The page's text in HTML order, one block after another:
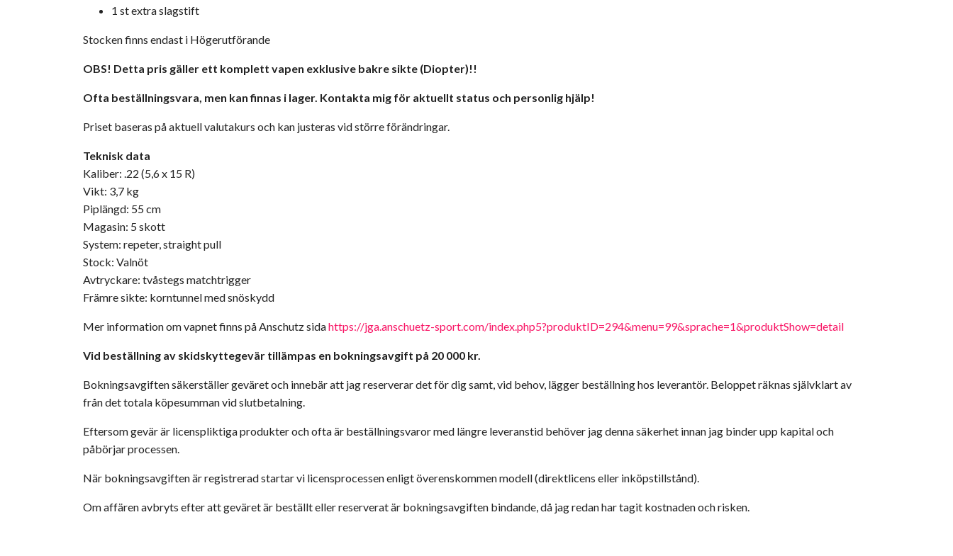
1 st extra slagstift
Stocken finns endast i Högerutförande
OBS! Detta pris gäller ett komplett vapen exklusive bakre sikte (Diopter)!!
Ofta beställningsvara, men kan finnas i lager. Kontakta mig för aktuellt status och personlig hjälp!
Priset baseras på aktuell valutakurs och kan justeras vid större förändringar.
Teknisk data
Kaliber: .22 (5,6 x 15 R)
Vikt: 3,7 kg
Piplängd: 55 cm
Magasin: 5 skott
System: repeter, straight pull
Stock: Valnöt
Avtryckare: tvåstegs matchtrigger
Främre sikte: korntunnel med snöskydd
Mer information om vapnet finns på Anschutz sidahttps://jga.anschuetz-sport.com/index.php5?produktID=294&menu=99&sprache=1&produktShow=detail
Vid beställning av skidskyttegevär tillämpas en bokningsavgift på 20 000 kr.
Bokningsavgiften säkerställer geväret och innebär att jag reserverar det för dig samt, vid behov, lägger beställning hos leverantör. Beloppet räknas självklart av
från det totala köpesumman vid slutbetalning.
Eftersom gevär är licenspliktiga produkter och ofta är beställningsvaror med längre leveranstid behöver jag denna säkerhet innan jag binder upp kapital och
påbörjar processen.
När bokningsavgiften är registrerad startar vi licensprocessen enligt överenskommen modell (direktlicens eller inköpstillstånd).
Om affären avbryts efter att geväret är beställt eller reserverat är bokningsavgiften bindande, då jag redan har tagit kostnaden och risken.